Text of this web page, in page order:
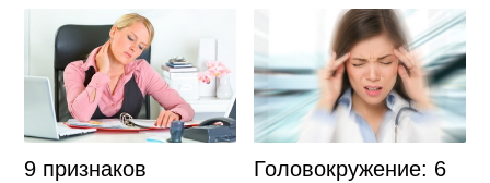
9 признаков
Головокружение: 6